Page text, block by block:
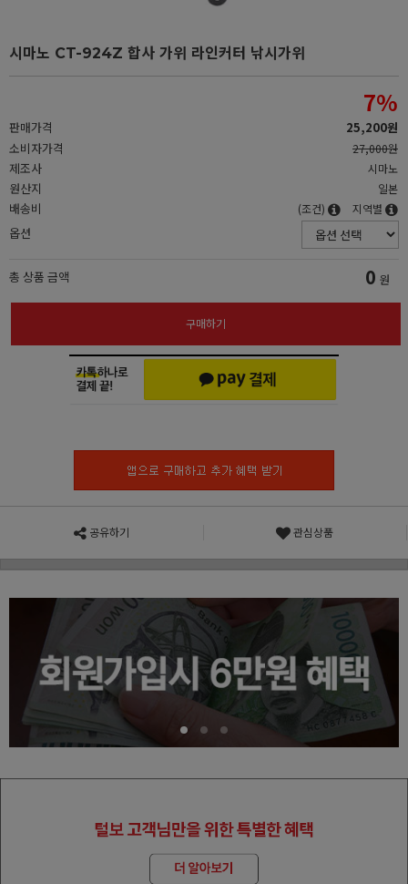
시마노 CT-924Z 합사 가위 라인커터 낚시가위
판매가격
7%
25,200원
소비자가격
27,000원
제조사 시마노
원산지 일본
배송비 (조건) 지역별
옵션
총 상품 금액 0 원
구매하기
공유하기 관심상품